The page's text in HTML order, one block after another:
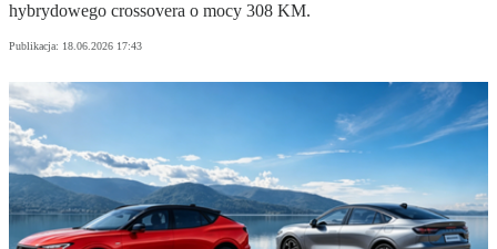
hybrydowego crossovera o mocy 308 KM.
Publikacja: 18.06.2026 17:43